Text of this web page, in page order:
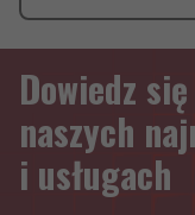
Dowiedz
naszych
i usługach